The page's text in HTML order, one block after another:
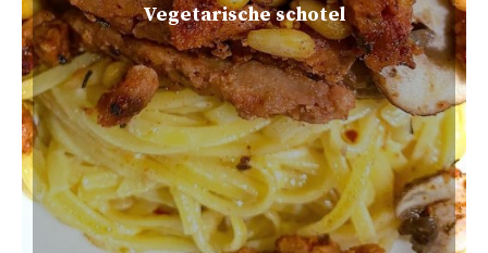
Vegetarische schotel